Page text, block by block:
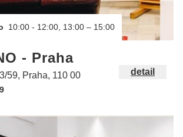
10:00 - 12:00, 13:00 – 15:00
- Praha
59, Praha, 110 00 detail